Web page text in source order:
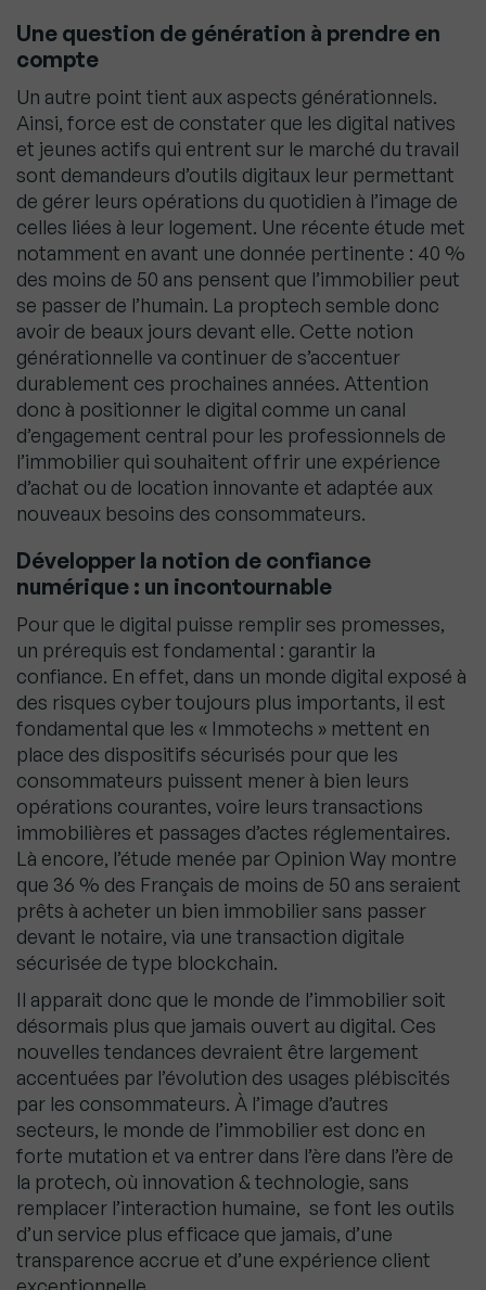
Une question de génération à prendre en
compte
Un autre point tient aux aspects générationnels.
Ainsi, force est de constater que les digital natives
et jeunes actifs qui entrent sur le marché du travail
sont demandeurs d’outils digitaux leur permettant
de gérer leurs opérations du quotidien à l’image de
celles liées à leur logement. Une récente étude met
notamment en avant une donnée pertinente : 40 %
des moins de 50 ans pensent que l’immobilier peut
se passer de l’humain. La proptech semble donc
avoir de beaux jours devant elle. Cette notion
générationnelle va continuer de s’accentuer
durablement ces prochaines années. Attention
donc à positionner le digital comme un canal
d’engagement central pour les professionnels de
l’immobilier qui souhaitent offrir une expérience
d’achat ou de location innovante et adaptée aux
nouveaux besoins des consommateurs.
Développer la notion de confiance
numérique : un incontournable
Pour que le digital puisse remplir ses promesses,
un prérequis est fondamental : garantir la
confiance. En effet, dans un monde digital exposé à
des risques cyber toujours plus importants, il est
fondamental que les « Immotechs » mettent en
place des dispositifs sécurisés pour que les
consommateurs puissent mener à bien leurs
opérations courantes, voire leurs transactions
immobilières et passages d’actes réglementaires.
Là encore, l’étude menée par Opinion Way montre
que 36 % des Français de moins de 50 ans seraient
prêts à acheter un bien immobilier sans passer
devant le notaire, via une transaction digitale
sécurisée de type blockchain.
Il apparait donc que le monde de l’immobilier soit
désormais plus que jamais ouvert au digital. Ces
nouvelles tendances devraient être largement
accentuées par l’évolution des usages plébiscités
par les consommateurs. À l’image d’autres
secteurs, le monde de l’immobilier est donc en
forte mutation et va entrer dans l’ère dans l’ère de
la protech, où innovation & technologie, sans
remplacer l’interaction humaine, se font les outils
d’un service plus efficace que jamais, d’une
transparence accrue et d’une expérience client